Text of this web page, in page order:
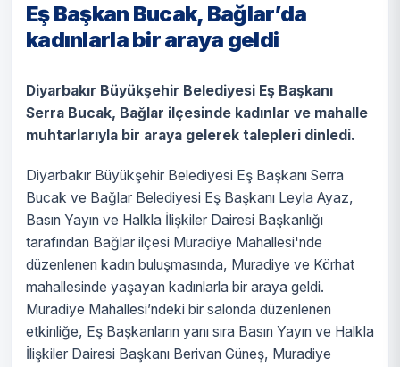
Eş Başkan Bucak, Bağlar’da
kadınlarla bir araya geldi
Diyarbakır Büyükşehir Belediyesi Eş Başkanı
Serra Bucak, Bağlar ilçesinde kadınlar ve mahalle
muhtarlarıyla bir araya gelerek talepleri dinledi.
Diyarbakır Büyükşehir Belediyesi Eş Başkanı Serra
Bucak ve Bağlar Belediyesi Eş Başkanı Leyla Ayaz,
Basın Yayın ve Halkla İlişkiler Dairesi Başkanlığı
tarafından Bağlar ilçesi Muradiye Mahallesi'nde
düzenlenen kadın buluşmasında, Muradiye ve Körhat
mahallesinde yaşayan kadınlarla bir araya geldi.
Muradiye Mahallesi’ndeki bir salonda düzenlenen
etkinliğe, Eş Başkanların yanı sıra Basın Yayın ve Halkla
İlişkiler Dairesi Başkanı Berivan Güneş, Muradiye